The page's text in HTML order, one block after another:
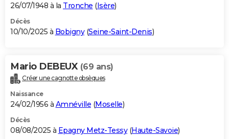
GUIDES D'ACHAT
BONS PLANS
Carte de Noël
Carte Bonne année
Carte Saint-Valentin
Carte Pâques
Carte d'anniversaire
DICTIONNAIRE
Dictionnaire
Biographies
Citations
Expressions
Proverbes
PROGRAMME TV
S'inscrire
Se connecter
Lycées
Collèges
Primaires
Universités
Entreprises
Service militaire
Avis de recherche
AVIS DE DÉCÈS
26/07/1948 à la Tronche (Isère)
Décès
10/10/2025 à Bobigny(Seine-Saint-Denis)
Mario DEBEUX (69 ans)
Créer une cagnotte obsèques
Naissance
24/02/1956 à Amnéville (Moselle)
Décès
08/08/2025 à Epagny Metz-Tessy(Haute-Savoie)